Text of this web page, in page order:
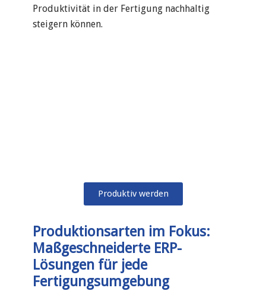
Produktivität in der Fertigung nachhaltig
steigern können.
Produktiv werden
Produktionsarten im Fokus:
Maßgeschneiderte ERP-
Lösungen für jede
Fertigungsumgebung